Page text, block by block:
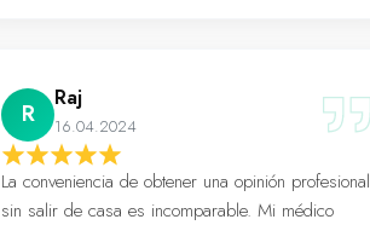
R
Raj
16.04.2024
La conveniencia de obtener una opinión profesional
sin salir de casa es incomparable. Mi médico